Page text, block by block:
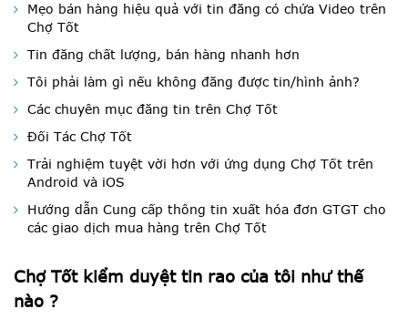
Mẹo bán hàng hiệu quả với tin đăng có chứa Video trên
Chợ Tốt
Tin đăng chất lượng, bán hàng nhanh hơn
Tôi phải làm gì nếu không đăng được tin/hình ảnh?
Các chuyên mục đăng tin trên Chợ Tốt
Đối Tác Chợ Tốt
Trải nghiệm tuyệt vời hơn với ứng dụng Chợ Tốt trên
Android và iOS
Hướng dẫn Cung cấp thông tin xuất hóa đơn GTGT cho
các giao dịch mua hàng trên Chợ Tốt
Chợ Tốt kiểm duyệt tin rao của tôi như thế
nào ?